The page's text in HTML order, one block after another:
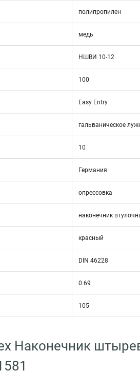
полипропилен
медь
НШВИ 10-12
100
Easy Entry
гальваническое
10
Германия
опрессовка
наконечник
красный
DIN 46228
0.69
105
Наконечник